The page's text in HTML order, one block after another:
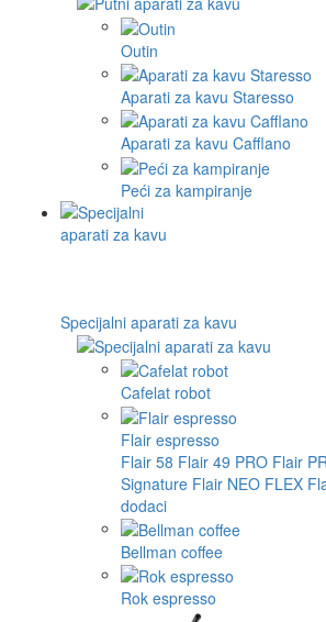
Outin
Aparati za kavu Staresso
Aparati za kavu Cafflano
Peći za kampiranje
Specijalni aparati za kavu
Cafelat robot
Flair espresso
Flair 58 Flair 49 PRO Flair
Signature Flair NEO FLEX
dodaci
Bellman coffee
Rok espresso